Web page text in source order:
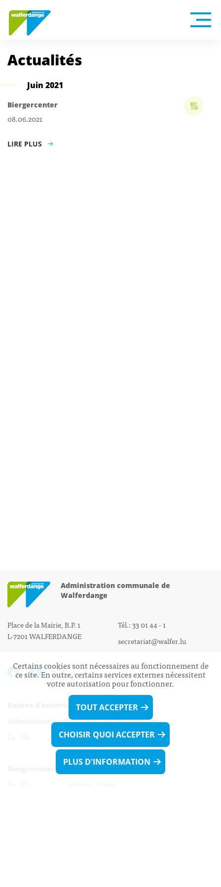
Actualités
Juin 2021
Biergercenter
08.06.2021
LIRE PLUS
Administration communale de
Walferdange
Place de la Mairie, B.P. 1
L-7201 WALFERDANGE
Tél.: 33 01 44 - 1
secretariat@walfer.lu
Heures d’ouverture:
Administration communale de Walferdange
Lu - Ve 08h00 - 11h30
13h30 - 16h00
Certains cookies sont nécessaires au fonctionnement de
ce site. En outre, certains services externes nécessitent
votre autorisation pour fonctionner.
TOUT ACCEPTER
CHOISIR QUOI ACCEPTER
PLUS D'INFORMATION